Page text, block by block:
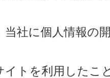
社に個人情報の
イトを利用したこ